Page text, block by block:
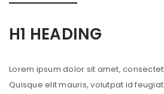
H1 HEADING
Lorem ipsum dolor sit amet,
Quisque elit mauris, volutpat id